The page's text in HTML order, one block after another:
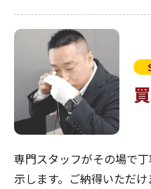
専門スタッフがその場で
示します。ご納得いただ